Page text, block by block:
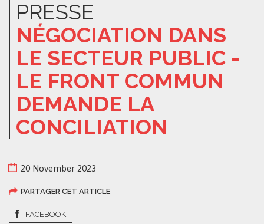
PRESSE
NÉGOCIATION DANS
LE SECTEUR PUBLIC -
LE FRONT COMMUN
DEMANDE LA
CONCILIATION
20 November 2023
PARTAGER CET ARTICLE
FACEBOOK